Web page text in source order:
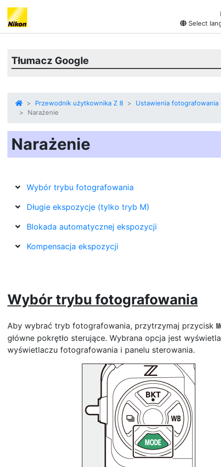
Select
Tłumacz Google
Przewodnik użytkownika Z 8
Ustawienia fotografowania
Narażenie
Narażenie
Wybór trybu fotografowania
Długie ekspozycje (tylko tryb M)
Blokada automatycznej ekspozycji
Kompensacja ekspozycji
Wybór trybu fotografowania
Aby wybrać tryb fotografowania, przytrzymaj przycisk
główne pokrętło sterujące. Wybrana opcja jest
wyświetlaczu fotografowania i panelu sterowania.